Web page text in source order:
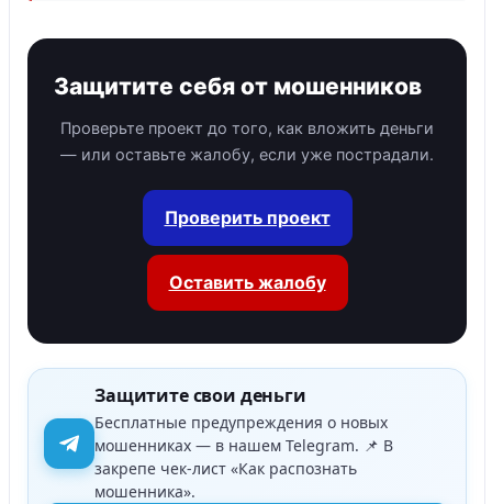
Защитите себя от мошенников
Проверьте проект до того, как вложить деньги
— или оставьте жалобу, если уже пострадали.
Проверить проект
Оставить жалобу
Защитите свои деньги
Бесплатные предупреждения о новых
мошенниках — в нашем Telegram. 📌 В
закрепе чек-лист «Как распознать
мошенника».